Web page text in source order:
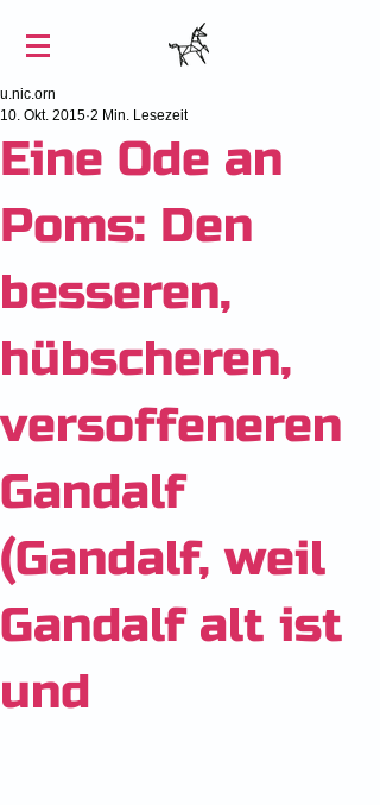
Eine Ode an
Poms: Den
besseren,
hübscheren,
versoffeneren
Gandalf
(Gandalf, weil
Gandalf alt ist
und
u.nic.orn
10. Okt. 2015 2 Min. Lesezeit